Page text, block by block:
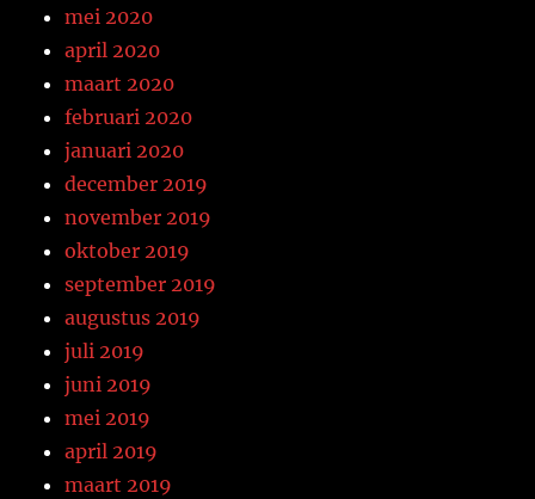
mei 2020
april 2020
maart 2020
februari 2020
januari 2020
december 2019
november 2019
oktober 2019
september 2019
augustus 2019
juli 2019
juni 2019
mei 2019
april 2019
maart 2019